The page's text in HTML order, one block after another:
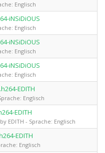
Englisch
iNSiDiOUS
Englisch
iNSiDiOUS
Englisch
iNSiDiOUS
Englisch
EDITH
Englisch
EDITH
EDITH - Sprache: Englisch
EDITH
Englisch